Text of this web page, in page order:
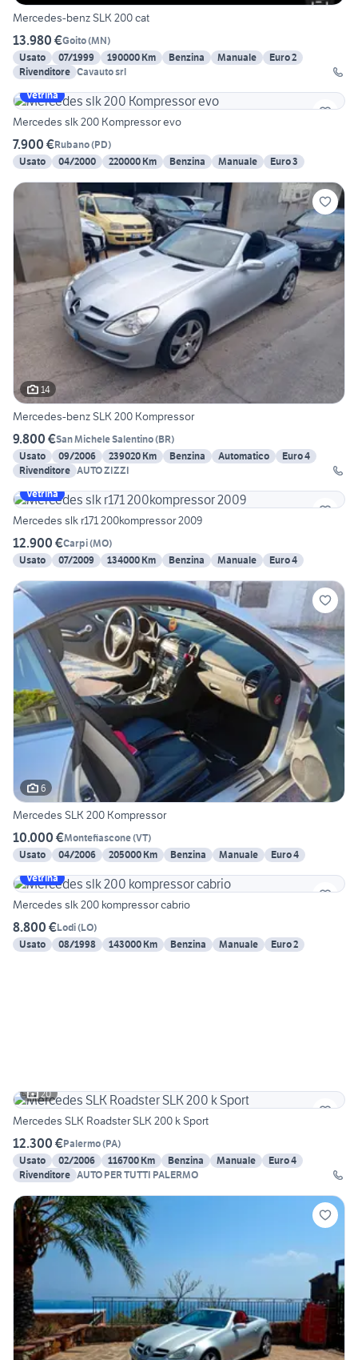
Mercedes-benz SLK 200 cat
13.980 €Goito(MN)
Usato
07/1999 190000 Km Benzina Manuale
Euro 2
Rivenditore Cavauto srl
Vetrina
Mercedes slk 200 Kompressor evo
7.900 €Rubano(PD)
Usato
04/2000 220000 Km Benzina Manuale Euro 3
14
Mercedes-benz SLK 200 Kompressor
9.800 €San Michele Salentino(BR)
Usato
09/2006 239020 Km Benzina Automatico
Euro 4
Rivenditore AUTO ZIZZI
Vetrina
Mercedes slk r171 200kompressor 2009
12.900 €Carpi(MO)
Usato
07/2009 134000 Km Benzina Manuale Euro 4
6
Mercedes SLK 200 Kompressor
10.000 €Montefiascone(VT)
Usato
04/2006 205000 Km Benzina Manuale
Euro 4
Vetrina
Mercedes slk 200 kompressor cabrio
8.800 €Lodi(LO)
Usato
08/1998 143000 Km Benzina Manuale Euro 2
20
Mercedes SLK Roadster SLK 200 k Sport
12.300 €Palermo(PA)
Usato
02/2006 116700 Km Benzina Manuale
Euro 4
Rivenditore AUTO PER TUTTI PALERMO